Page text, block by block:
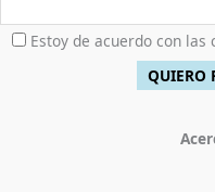
Estoy de acuerdo con